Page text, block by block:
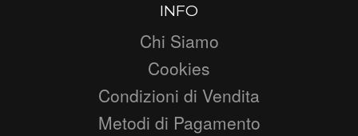
INFO
Chi Siamo
Cookies
Condizioni di Vendita
Metodi di Pagamento